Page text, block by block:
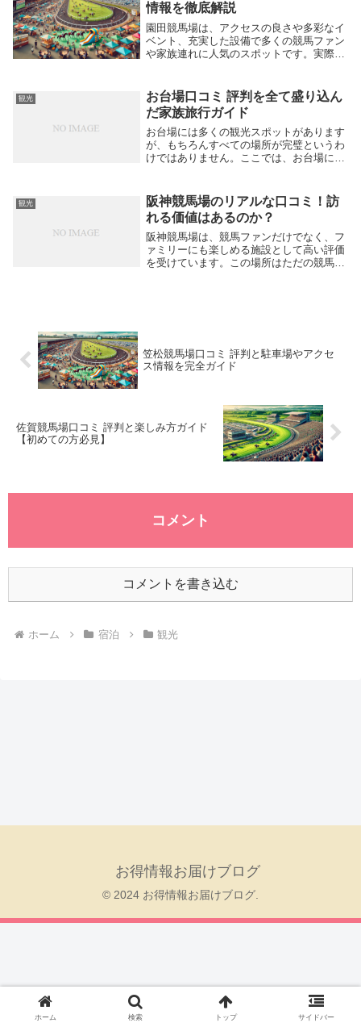
情報を徹底解説
園田競馬場は、アクセスの良さや多彩なイ
ベント、充実した設備で多くの競馬ファン
や家族連れに人気のスポットです。実際に
良くて便利。駐車場も広くて安心。」
「施設がきれい...
観光
お台場口コミ 評判を全て盛り込ん
だ家族旅行ガイド
お台場には多くの観光スポットがあります
が、もちろんすべての場所が完璧というわ
けではありません。ここでは、お台場に関
します。悪い口コミ一覧 「人が多すぎて
ゆっくり楽しめ...
観光
阪神競馬場のリアルな口コミ！訪
れる価値はあるのか？
阪神競馬場は、競馬ファンだけでなく、フ
ァミリーにも楽しめる施設として高い評価
を受けています。この場所はただの競馬場
笠松競馬場口コミ 評判と駐車場やアクセ
ス情報を完全ガイド
佐賀競馬場口コミ 評判と楽しみ方ガイド
【初めての方必見】
コメント
コメントを書き込む
ホーム 宿泊 観光
お得情報お届けブログ
© 2024 お得情報お届けブログ.
ホーム 検索 トップ サイドバー